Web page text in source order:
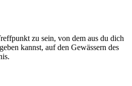
zu sein, von dem aus du dich
kannst, auf den Gewässern des